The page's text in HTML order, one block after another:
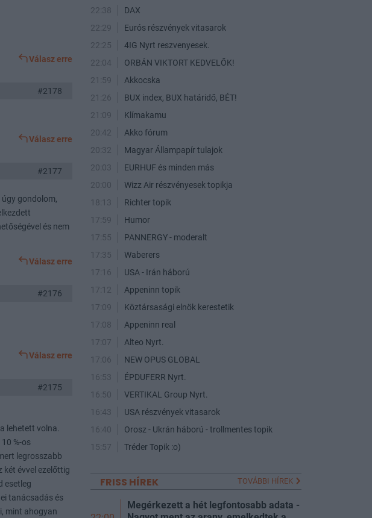
Válasz erre
#2178
Válasz erre
#2177
gondolom,
és nem
Válasz erre
#2176
Válasz erre
#2175
lehetett volna.
%-os
legrosszabb
két évvel ezelőttig
esetleg
tanácsadás és
mint ahogyan
22:38
DAX
22:29
Eurós részvények vitasarok
22:25
4IG Nyrt reszvenyesek.
22:04
ORBÁN VIKTORT KEDVELŐK!
21:59
Akkocska
21:26
BUX index, BUX határidő, BÉT!
21:09
Klímakamu
20:42
Akko fórum
20:32
Magyar Állampapír tulajok
20:03
EURHUF és minden más
20:00
Wizz Air részvényesek topikja
18:13
Richter topik
17:59
Humor
17:55
PANNERGY - moderalt
17:35
Waberers
17:16
USA - Irán háború
17:12
Appeninn topik
17:09
Köztársasági elnök kerestetik
17:08
Appeninn real
17:07
Alteo Nyrt.
17:06
NEW OPUS GLOBAL
16:53
ÉPDUFERR Nyrt.
16:50
VERTIKAL Group Nyrt.
16:43
USA részvények vitasarok
16:40
Orosz - Ukrán háború - trollmentes topik
15:57
Tréder Topik :o)
FRISS HÍREK TOVÁBBI HÍREK
Megérkezett a hét legfontosabb adata -